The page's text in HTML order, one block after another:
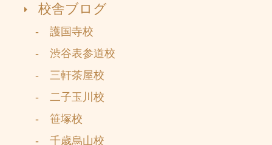
校舎ブログ
- 護国寺校
- 渋谷表参道校
- 三軒茶屋校
- 二子玉川校
- 笹塚校
- 千歳烏山校